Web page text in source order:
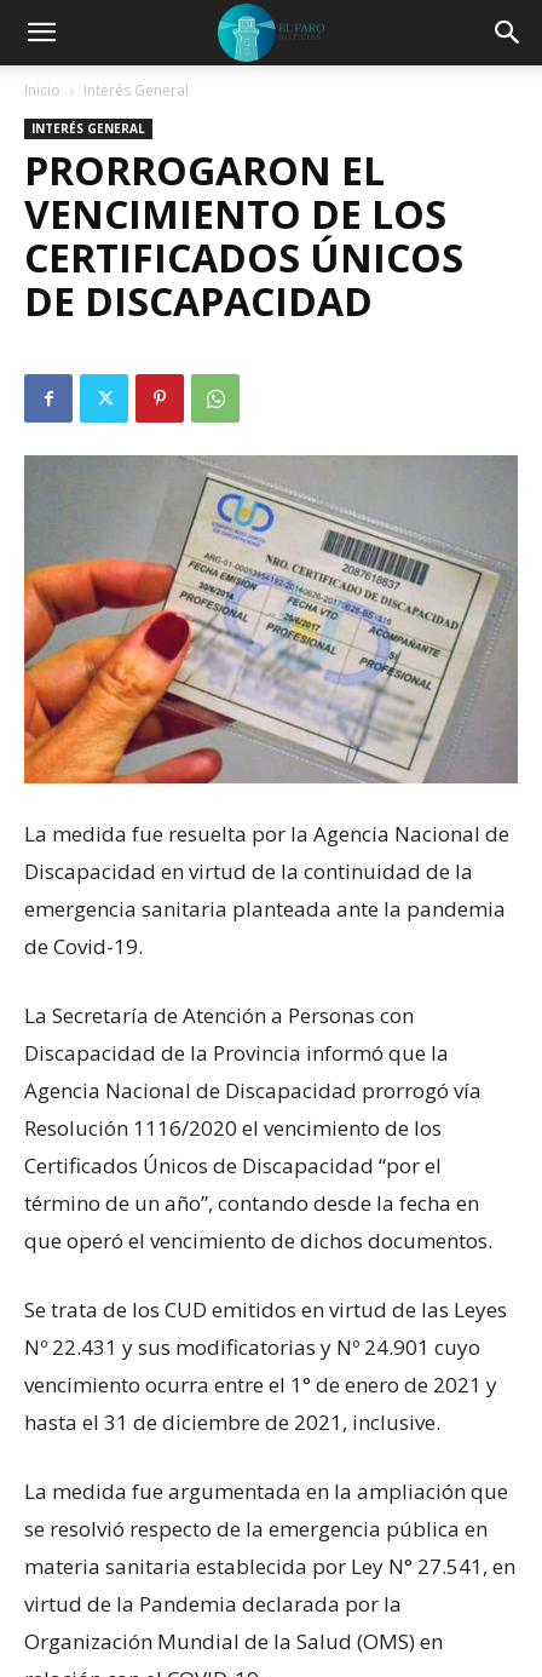
Inicio Interés General
INTERÉS GENERAL
PRORROGARON EL
VENCIMIENTO DE LOS
CERTIFICADOS ÚNICOS
DE DISCAPACIDAD
La medida fue resuelta por la Agencia Nacional de
Discapacidad en virtud de la continuidad de la
emergencia sanitaria planteada ante la pandemia
de Covid-19.
La Secretaría de Atención a Personas con
Discapacidad de la Provincia informó que la
Agencia Nacional de Discapacidad prorrogó vía
Resolución 1116/2020 el vencimiento de los
Certificados Únicos de Discapacidad “por el
término de un año”, contando desde la fecha en
que operó el vencimiento de dichos documentos.
Se trata de los CUD emitidos en virtud de las Leyes
Nº 22.431 y sus modificatorias y Nº 24.901 cuyo
vencimiento ocurra entre el 1° de enero de 2021 y
hasta el 31 de diciembre de 2021, inclusive.
La medida fue argumentada en la ampliación que
se resolvió respecto de la emergencia pública en
materia sanitaria establecida por Ley N° 27.541, en
virtud de la Pandemia declarada por la
Organización Mundial de la Salud (OMS) en